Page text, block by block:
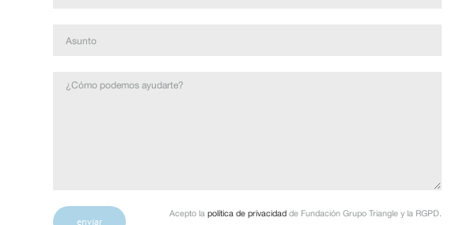
Acepto la política de privacidadde Fundación Grupo Triangle y la RGPD.